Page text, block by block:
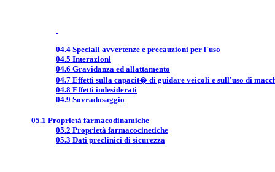
04.4 Speciali avvertenze e precauzioni per l'uso
04.5 Interazioni
04.6 Gravidanza ed allattamento
04.7 Effetti sulla capacit� di guidare veicoli e sull'uso di
04.8 Effetti indesiderati
04.9 Sovradosaggio
05.1 Proprietà farmacodinamiche
05.2 Proprietà farmacocinetiche
05.3 Dati preclinici di sicurezza